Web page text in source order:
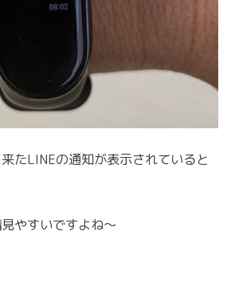
たLINEの通知が表示されていると
やすいですよね～